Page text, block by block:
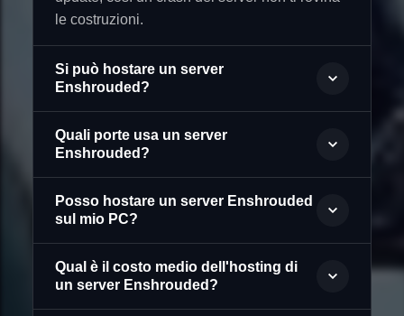
le costruzioni.
Si può hostare un server
Enshrouded?
Quali porte usa un server
Enshrouded?
Posso hostare un server Enshrouded
sul mio PC?
Qual è il costo medio dell'hosting di
un server Enshrouded?